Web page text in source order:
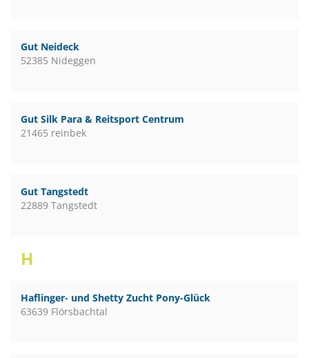
Gut Neideck
52385 Nideggen
Gut Silk Para & Reitsport Centrum
21465 reinbek
Gut Tangstedt
22889 Tangstedt
H
Haflinger- und Shetty Zucht Pony-Glück
63639 Flörsbachtal